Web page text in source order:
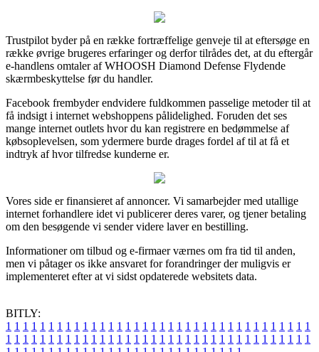
Trustpilot byder på en række fortræffelige genveje til at eftersøge en
række øvrige brugeres erfaringer og derfor tilrådes det, at du eftergår
e-handlens omtaler af WHOOSH Diamond Defense Flydende
skærmbeskyttelse før du handler.
Facebook frembyder endvidere fuldkommen passelige metoder til at
få indsigt i internet webshoppens pålidelighed. Foruden det ses
mange internet outlets hvor du kan registrere en bedømmelse af
købsoplevelsen, som ydermere burde drages fordel af til at få et
indtryk af hvor tilfredse kunderne er.
Vores side er finansieret af annoncer. Vi samarbejder med utallige
internet forhandlere idet vi publicerer deres varer, og tjener betaling
om den besøgende vi sender videre laver en bestilling.
Informationer om tilbud og e-firmaer værnes om fra tid til anden,
men vi påtager os ikke ansvaret for forandringer der muligvis er
implementeret efter at vi sidst opdaterede websitets data.
BITLY:
1 1 1 1 1 1 1 1 1 1 1 1 1 1 1 1 1 1 1 1 1 1 1 1 1 1 1 1 1 1 1 1 1 1 1 1
1 1 1 1 1 1 1 1 1 1 1 1 1 1 1 1 1 1 1 1 1 1 1 1 1 1 1 1 1 1 1 1 1 1 1 1